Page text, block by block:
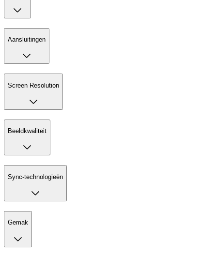
Aansluitingen
Screen Resolution
Beeldkwaliteit
Sync-technologieën
Gemak